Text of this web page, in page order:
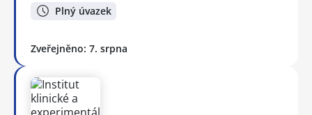
Plný úvazek
Zveřejněno: 7. srpna